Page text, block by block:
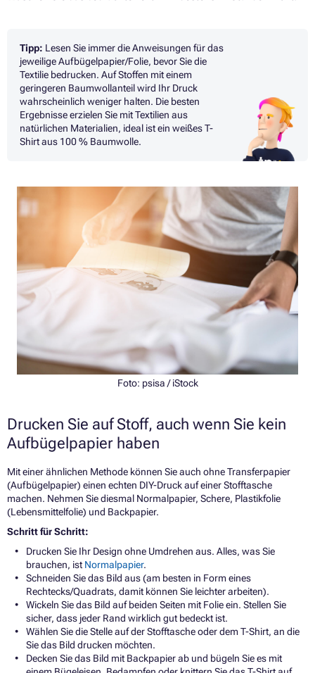
Tipp: Lesen Sie immer die Anweisungen für das
jeweilige Aufbügelpapier/Folie, bevor Sie die
Textilie bedrucken. Auf Stoffen mit einem
geringeren Baumwollanteil wird Ihr Druck
wahrscheinlich weniger halten. Die besten
Ergebnisse erzielen Sie mit Textilien aus
natürlichen Materialien, ideal ist ein weißes T-
Shirt aus 100 % Baumwolle.
Foto: psisa / iStock
Drucken Sie auf Stoff, auch wenn Sie kein
Aufbügelpapier haben
Mit einer ähnlichen Methode können Sie auch ohne Transferpapier
(Aufbügelpapier) einen echten DIY-Druck auf einer Stofftasche
machen. Nehmen Sie diesmal Normalpapier, Schere, Plastikfolie
(Lebensmittelfolie) und Backpapier.
Schritt für Schritt:
Drucken Sie Ihr Design ohne Umdrehen aus. Alles, was Sie
brauchen, ist Normalpapier.
Schneiden Sie das Bild aus (am besten in Form eines
Rechtecks/Quadrats, damit können Sie leichter arbeiten).
Wickeln Sie das Bild auf beiden Seiten mit Folie ein. Stellen Sie
sicher, dass jeder Rand wirklich gut bedeckt ist.
Wählen Sie die Stelle auf der Stofftasche oder dem T-Shirt, an die
Sie das Bild drucken möchten.
Decken Sie das Bild mit Backpapier ab und bügeln Sie es mit